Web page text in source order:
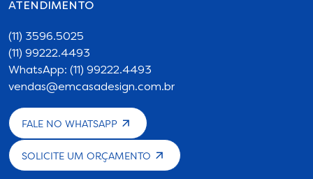
ATENDIMENTO
(11) 3596.5025
(11) 99222.4493
WhatsApp: (11) 99222.4493
vendas@emcasadesign.com.br
FALE NO WHATSAPP
SOLICITE UM ORÇAMENTO